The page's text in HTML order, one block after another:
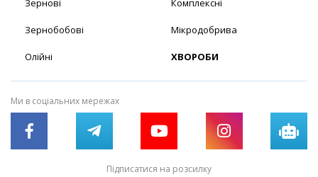
Зернові
Зернобобові
Олійні
Комплексні
Мікродобрива
ХВОРОБИ
Ми в соціальних мережах
Підписатися на розсилку